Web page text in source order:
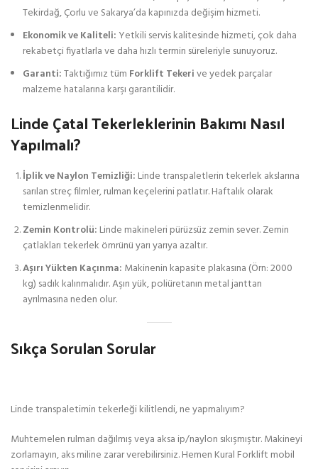
Tekirdağ, Çorlu ve Sakarya’da kapınızda değişim hizmeti.
Ekonomik ve Kaliteli: Yetkili servis kalitesinde hizmeti, çok daha
rekabetçi fiyatlarla ve daha hızlı termin süreleriyle sunuyoruz.
Garanti:Taktığımız tüm Forklift Tekerive yedek parçalar
malzeme hatalarına karşı garantilidir.
Linde Çatal Tekerleklerinin Bakımı Nasıl
Yapılmalı?
İplik ve Naylon Temizliği: Linde transpaletlerin tekerlek akslarına
sarılan streç filmler, rulman keçelerini patlatır. Haftalık olarak
temizlenmelidir.
Zemin Kontrolü: Linde makineleri pürüzsüz zemin sever. Zemin
çatlakları tekerlek ömrünü yarı yarıya azaltır.
Aşırı Yükten Kaçınma: Makinenin kapasite plakasına (Örn: 2000
kg) sadık kalınmalıdır. Aşırı yük, poliüretanın metal janttan
ayrılmasına neden olur.
Sıkça Sorulan Sorular
Linde transpaletimin tekerleği kilitlendi, ne yapmalıyım?
Muhtemelen rulman dağılmış veya aksa ip/naylon sıkışmıştır. Makineyi
zorlamayın, aks miline zarar verebilirsiniz. Hemen Kural Forklift mobil